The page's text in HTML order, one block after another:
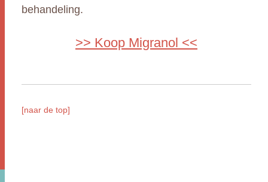
behandeling.
>> Koop Migranol <<
[naar de top]